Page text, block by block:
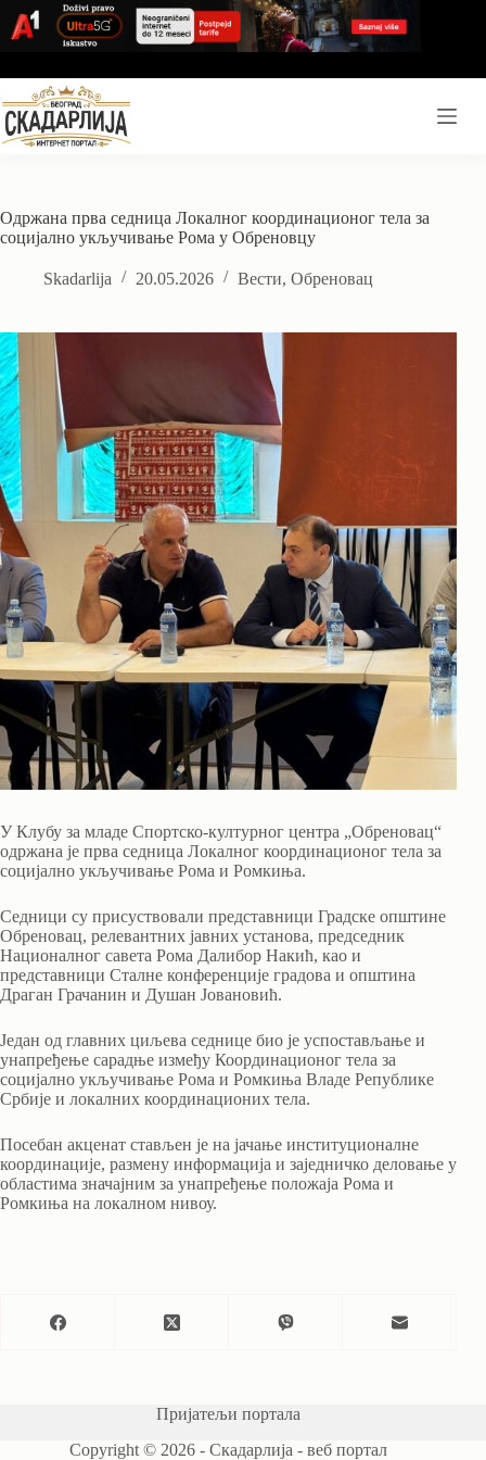
Одржана прва седница Локалног координационог тела за
социјално укључивање Рома у Обреновцу
Skadarlija 20.05.2026 Вести, Обреновац
У Клубу за младе Спортско-културног центра „Обреновац“
одржана је прва седница Локалног координационог тела за
социјално укључивање Рома и Ромкиња.
Седници су присуствовали представници Градске општине
Обреновац, релевантних јавних установа, председник
Националног савета Рома Далибор Накић, као и
представници Сталне конференције градова и општина
Драган Грачанин и Душан Јовановић.
Један од главних циљева седнице био је успостављање и
унапређење сарадње између Координационог тела за
социјално укључивање Рома и Ромкиња Владе Републике
Србије и локалних координационих тела.
Посебан акценат стављен је на јачање институционалне
координације, размену информација и заједничко деловање у
областима значајним за унапређење положаја Рома и
Ромкиња на локалном нивоу.
Пријатељи портала
Copyright © 2026 - Скадарлија - веб портал